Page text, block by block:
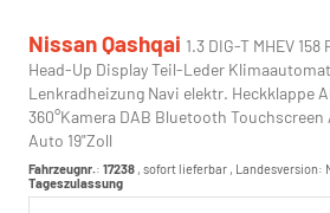
Nissan Qashqai 1.3 DIG-T MHEV
Head-Up Display Teil-Leder
Lenkradheizung Navi elektr. Heckklappe
360°Kamera DAB Bluetooth Touchscreen
Auto 19"Zoll
Fahrzeugnr.: 17238 , sofort lieferbar , Landesversion:
Tageszulassung